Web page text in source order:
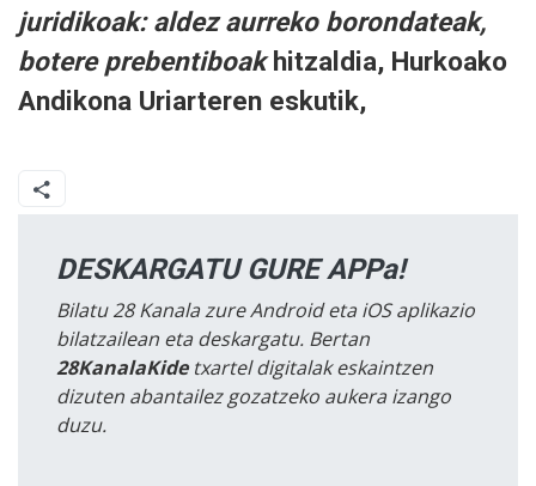
juridikoak: aldez aurreko borondateak,
botere prebentiboakhitzaldia, Hurkoako
Andikona Uriarteren eskutik,
DESKARGATU GURE APPa!
Bilatu 28 Kanala zure Android eta iOS aplikazio
bilatzailean eta deskargatu. Bertan
28KanalaKidetxartel digitalak eskaintzen
dizuten abantailez gozatzeko aukera izango
duzu.